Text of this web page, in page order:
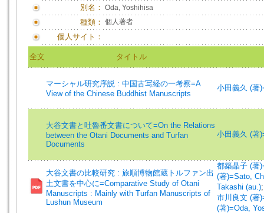
別名： Oda, Yoshihisa
種類： 個人著者
個人サイト：
全文 タイトル
マーシャル研究序説 : 中国古写経の一考察=A
View of the Chinese Buddhist Manuscripts
小田義久 (著
大谷文書と吐魯番文書について=On the Relations
between the Otani Documents and Turfan
Documents
小田義久 (著
大谷文書の比較研究 : 旅順博物館蔵トルファン出
土文書を中心に=Comparative Study of Otani
Manuscripts : Mainly with Turfan Manuscripts of
Lushun Museum
都築晶子 (著
(著)=Sato,
Takashi (au.)
市川良文 (著
(著)=Oda,